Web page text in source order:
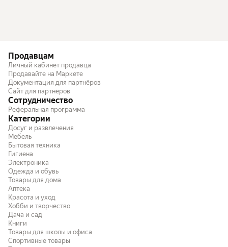
Продавцам
Личный кабинет продавца
Продавайте на Маркете
Документация для партнёров
Сайт для партнёров
Сотрудничество
Реферальная программа
Категории
Досуг и развлечения
Мебель
Бытовая техника
Гигиена
Электроника
Одежда и обувь
Товары для дома
Аптека
Красота и уход
Хобби и творчество
Дача и сад
Книги
Товары для школы и офиса
Спортивные товары